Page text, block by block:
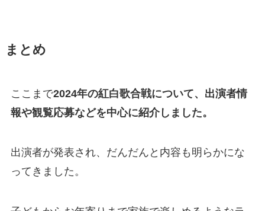
まとめ
ここまで2024年の紅白歌合戦について、出演者情
報や観覧応募などを中心に紹介しました。
出演者が発表され、だんだんと内容も明らかにな
ってきました。